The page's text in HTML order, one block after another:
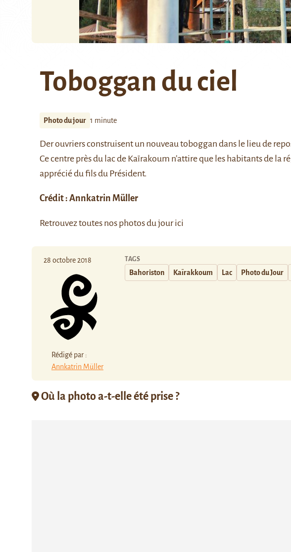
Toboggan du ciel
Photo du jour 1 minute
Der ouvriers construisent un nouveau toboggan dans le lieu de
Ce centre près du lac de Kaïrakoum n’attire que les habitants de la
apprécié du fils du Président.
Crédit : Annkatrin Müller
Retrouvez toutes nos photos du jourici
28 octobre 2018
Rédigé par :
Annkatrin Müller
TAGS
Bahoriston Kaïrakkoum Lac Photo du Jour
Où la photo a-t-elle été prise ?